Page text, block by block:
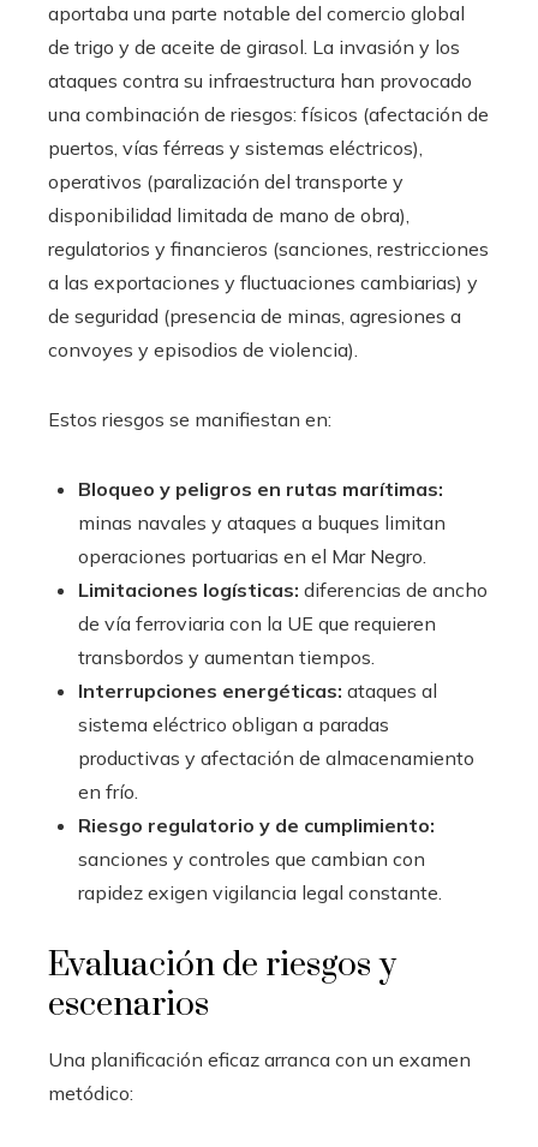
aportaba una parte notable del comercio global
de trigo y de aceite de girasol. La invasión y los
ataques contra su infraestructura han provocado
una combinación de riesgos: físicos (afectación de
puertos, vías férreas y sistemas eléctricos),
operativos (paralización del transporte y
disponibilidad limitada de mano de obra),
regulatorios y financieros (sanciones, restricciones
a las exportaciones y fluctuaciones cambiarias) y
de seguridad (presencia de minas, agresiones a
convoyes y episodios de violencia).
Estos riesgos se manifiestan en:
Bloqueo y peligros en rutas marítimas:
minas navales y ataques a buques limitan
operaciones portuarias en el Mar Negro.
Limitaciones logísticas: diferencias de ancho
de vía ferroviaria con la UE que requieren
transbordos y aumentan tiempos.
Interrupciones energéticas: ataques al
sistema eléctrico obligan a paradas
productivas y afectación de almacenamiento
en frío.
Riesgo regulatorio y de cumplimiento:
sanciones y controles que cambian con
rapidez exigen vigilancia legal constante.
Evaluación de riesgos y
escenarios
Una planificación eficaz arranca con un examen
metódico: